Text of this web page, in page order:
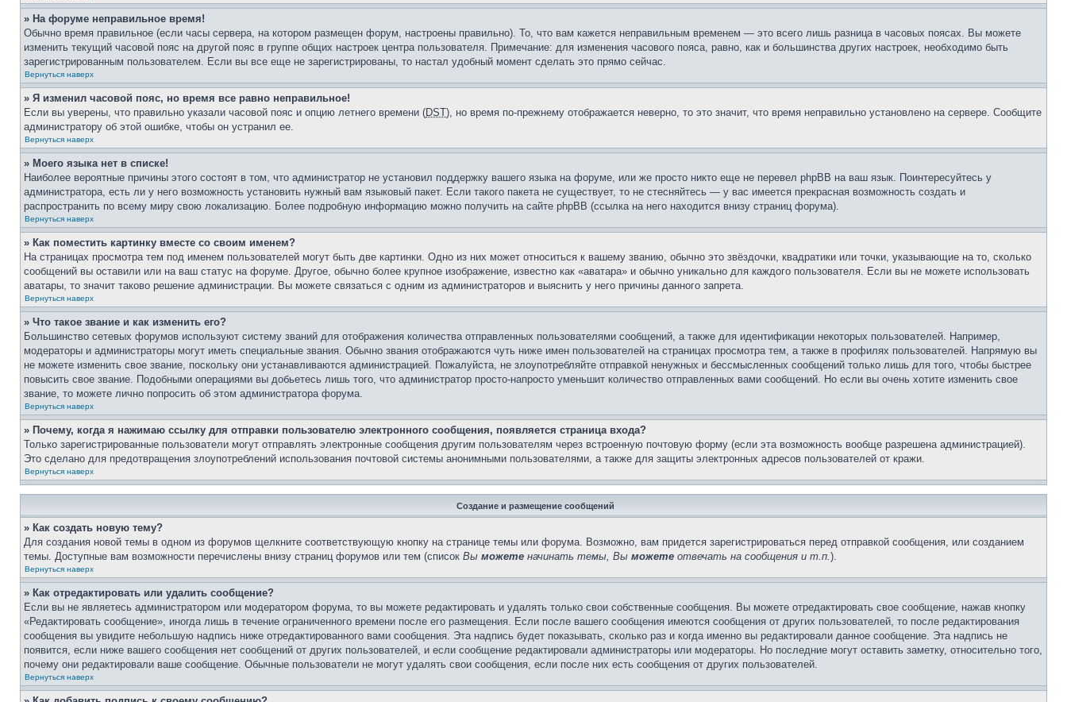
» На форуме неправильное время!
Обычно время правильное (если часы сервера, на котором размещен форум, настроены правильно). То, что вам кажется неправильным временем — это всего лишь разница в часовых поясах. Вы можете
изменить текущий часовой пояс на другой пояс в группе общих настроек центра пользователя. Примечание: для изменения часового пояса, равно, как и большинства других настроек, необходимо быть
зарегистрированным пользователем. Если вы все еще не зарегистрированы, то настал удобный момент сделать это прямо сейчас.
Вернуться наверх
» Я изменил часовой пояс, но время все равно неправильное!
Если вы уверены, что правильно указали часовой пояс и опцию летнего времени (DST), но время по-прежнему отображается неверно, то это значит, что время неправильно установлено на сервере. Сообщите
администратору об этой ошибке, чтобы он устранил ее.
Вернуться наверх
» Моего языка нет в списке!
Наиболее вероятные причины этого состоят в том, что администратор не установил поддержку вашего языка на форуме, или же просто никто еще не перевел phpBB на ваш язык. Поинтересуйтесь у
администратора, есть ли у него возможность установить нужный вам языковый пакет. Если такого пакета не существует, то не стесняйтесь — у вас имеется прекрасная возможность создать и
распространить по всему миру свою локализацию. Более подробную информацию можно получить на сайте phpBB (ссылка на него находится внизу страниц форума).
Вернуться наверх
» Как поместить картинку вместе со своим именем?
На страницах просмотра тем под именем пользователей могут быть две картинки. Одно из них может относиться к вашему званию, обычно это звёздочки, квадратики или точки, указывающие на то, сколько
сообщений вы оставили или на ваш статус на форуме. Другое, обычно более крупное изображение, известно как «аватара» и обычно уникально для каждого пользователя. Если вы не можете использовать
аватары, то значит таково решение администрации. Вы можете связаться с одним из администраторов и выяснить у него причины данного запрета.
Вернуться наверх
» Что такое звание и как изменить его?
Большинство сетевых форумов используют систему званий для отображения количества отправленных пользователями сообщений, а также для идентификации некоторых пользователей. Например,
модераторы и администраторы могут иметь специальные звания. Обычно звания отображаются чуть ниже имен пользователей на страницах просмотра тем, а также в профилях пользователей. Напрямую вы
не можете изменить свое звание, поскольку они устанавливаются администрацией. Пожалуйста, не злоупотребляйте отправкой ненужных и бессмысленных сообщений только лишь для того, чтобы быстрее
повысить свое звание. Подобными операциями вы добьетесь лишь того, что администратор просто-напросто уменьшит количество отправленных вами сообщений. Но если вы очень хотите изменить свое
звание, то можете лично попросить об этом администратора форума.
Вернуться наверх
» Почему, когда я нажимаю ссылку для отправки пользователю электронного сообщения, появляется страница входа?
Только зарегистрированные пользователи могут отправлять электронные сообщения другим пользователям через встроенную почтовую форму (если эта возможность вообще разрешена администрацией).
Это сделано для предотвращения злоупотреблений использования почтовой системы анонимными пользователями, а также для защиты электронных адресов пользователей от кражи.
Вернуться наверх
Создание и размещение сообщений
» Как создать новую тему?
Для создания новой темы в одном из форумов щелкните соответствующую кнопку на странице темы или форума. Возможно, вам придется зарегистрироваться перед отправкой сообщения, или созданием
темы. Доступные вам возможности перечислены внизу страниц форумов или тем (список Вы можете начинать темы, Вы можете отвечать на сообщения и т.п.).
Вернуться наверх
» Как отредактировать или удалить сообщение?
Если вы не являетесь администратором или модератором форума, то вы можете редактировать и удалять только свои собственные сообщения. Вы можете отредактировать свое сообщение, нажав кнопку
«Редактировать сообщение», иногда лишь в течение ограниченного времени после его размещения. Если после вашего сообщения имеются сообщения от других пользователей, то после редактирования
сообщения вы увидите небольшую надпись ниже отредактированного вами сообщения. Эта надпись будет показывать, сколько раз и когда именно вы редактировали данное сообщение. Эта надпись не
появится, если ниже вашего сообщения нет сообщений от других пользователей, и если сообщение редактировали администраторы или модераторы. Но последние могут оставить заметку, относительно того,
почему они редактировали ваше сообщение. Обычные пользователи не могут удалять свои сообщения, если после них есть сообщения от других пользователей.
Вернуться наверх